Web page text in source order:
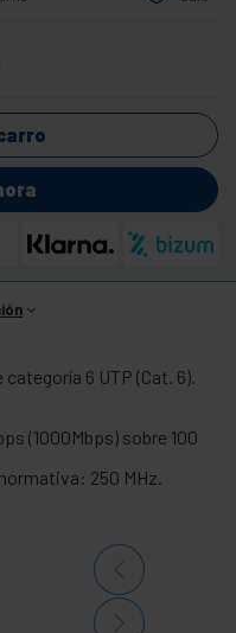
6 UTP (Cat. 6).
(1000Mbps) sobre 100
250 MHz.